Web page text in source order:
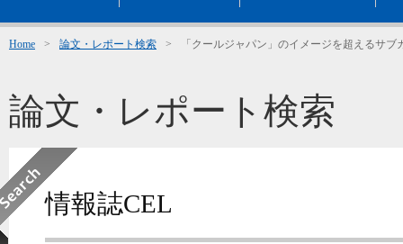
Home > 論文・レポート検索 > 「クールジャパン」のイメージを超えるサ
論文・レポート検索
情報誌CEL